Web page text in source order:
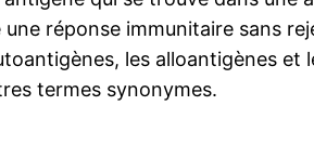
réponse immunitaire sans
les alloantigènes
termes synonymes.